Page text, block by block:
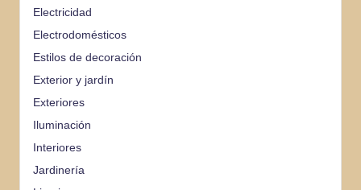
Electricidad
Electrodomésticos
Estilos de decoración
Exterior y jardín
Exteriores
Iluminación
Interiores
Jardinería